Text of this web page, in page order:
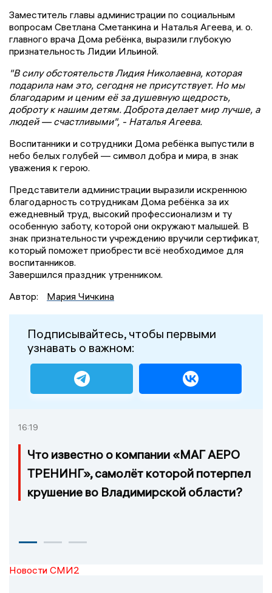
Заместитель главы администрации по социальным
вопросам Светлана Сметанкина и Наталья Агеева, и. о.
главного врача Дома ребёнка, выразили глубокую
признательность Лидии Ильиной.
"В силу обстоятельств Лидия Николаевна, которая
подарила нам это, сегодня не присутствует. Но мы
благодарим и ценим её за душевную щедрость,
доброту к нашим детям. Доброта делает мир лучше, а
людей — счастливыми", - Наталья Агеева.
Воспитанники и сотрудники Дома ребёнка выпустили в
небо белых голубей — символ добра и мира, в знак
уважения к герою.
Представители администрации выразили искреннюю
благодарность сотрудникам Дома ребёнка за их
ежедневный труд, высокий профессионализм и ту
особенную заботу, которой они окружают малышей. В
знак признательности учреждению вручили сертификат,
который поможет приобрести всё необходимое для
воспитанников.
Завершился праздник утренником.
Автор:
Мария Чичкина
Подписывайтесь, чтобы первыми
узнавать о важном:
16:19
Что известно о компании «МАГ АЕРО
ТРЕНИНГ», самолёт которой потерпел
крушение во Владимирской области?
Новости СМИ2